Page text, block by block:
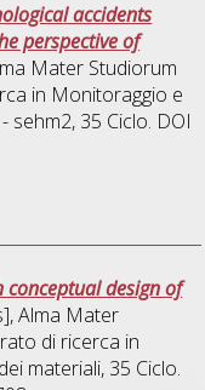
accidents
perspective of
Mater Studiorum
in Monitoraggio e
sehm2, 35 Ciclo. DOI
conceptual design of
Alma Mater
di ricerca in
materiali, 35 Ciclo.